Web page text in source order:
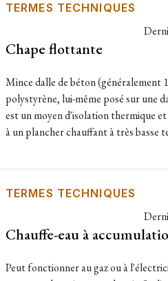
TERMES TECHNIQUES
Chape flottante
Mince dalle de béton (généralement
polystyrène, lui-même posé sur une
est un moyen d'isolation thermique
à un plancher chauffant à très basse
TERMES TECHNIQUES
Chauffe-eau à
Peut fonctionner au gaz ou à